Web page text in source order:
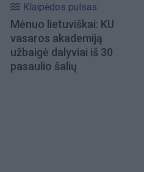
Klaipėdos pulsas
Mėnuo lietuviškai: KU
vasaros akademiją
užbaigė dalyviai iš 30
pasaulio šalių